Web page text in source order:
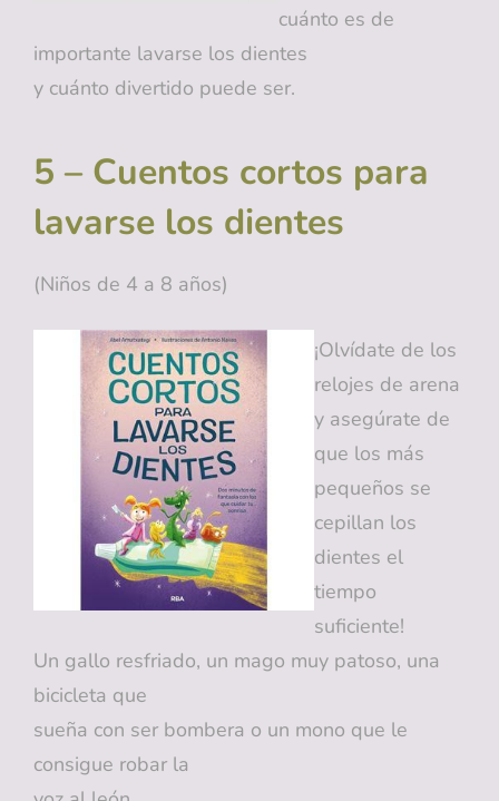
cuánto es de
importante lavarse los dientes
y cuánto divertido puede ser.
5 – Cuentos cortos para
lavarse los dientes
(Niños de 4 a 8 años)
¡Olvídate de los
relojes de arena
y asegúrate de
que los más
pequeños se
cepillan los
dientes el
tiempo
suficiente!
Un gallo resfriado, un mago muy patoso, una
bicicleta que
sueña con ser bombera o un mono que le
consigue robar la